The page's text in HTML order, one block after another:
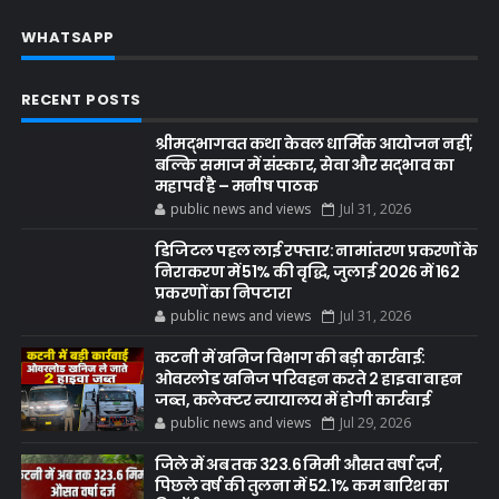
WHATSAPP
RECENT POSTS
श्रीमद्भागवत कथा केवल धार्मिक आयोजन नहीं,
बल्कि समाज में संस्कार, सेवा और सद्भाव का
महापर्व है – मनीष पाठक
public news and views Jul 31, 2026
डिजिटल पहल लाई रफ्तार: नामांतरण प्रकरणों के
निराकरण में 51% की वृद्धि, जुलाई 2026 में 162
प्रकरणों का निपटारा
public news and views Jul 31, 2026
कटनी में खनिज विभाग की बड़ी कार्रवाई:
ओवरलोड खनिज परिवहन करते 2 हाइवा वाहन
जब्त, कलेक्टर न्यायालय में होगी कार्रवाई
public news and views Jul 29, 2026
जिले में अब तक 323.6 मिमी औसत वर्षा दर्ज,
पिछले वर्ष की तुलना में 52.1% कम बारिश का